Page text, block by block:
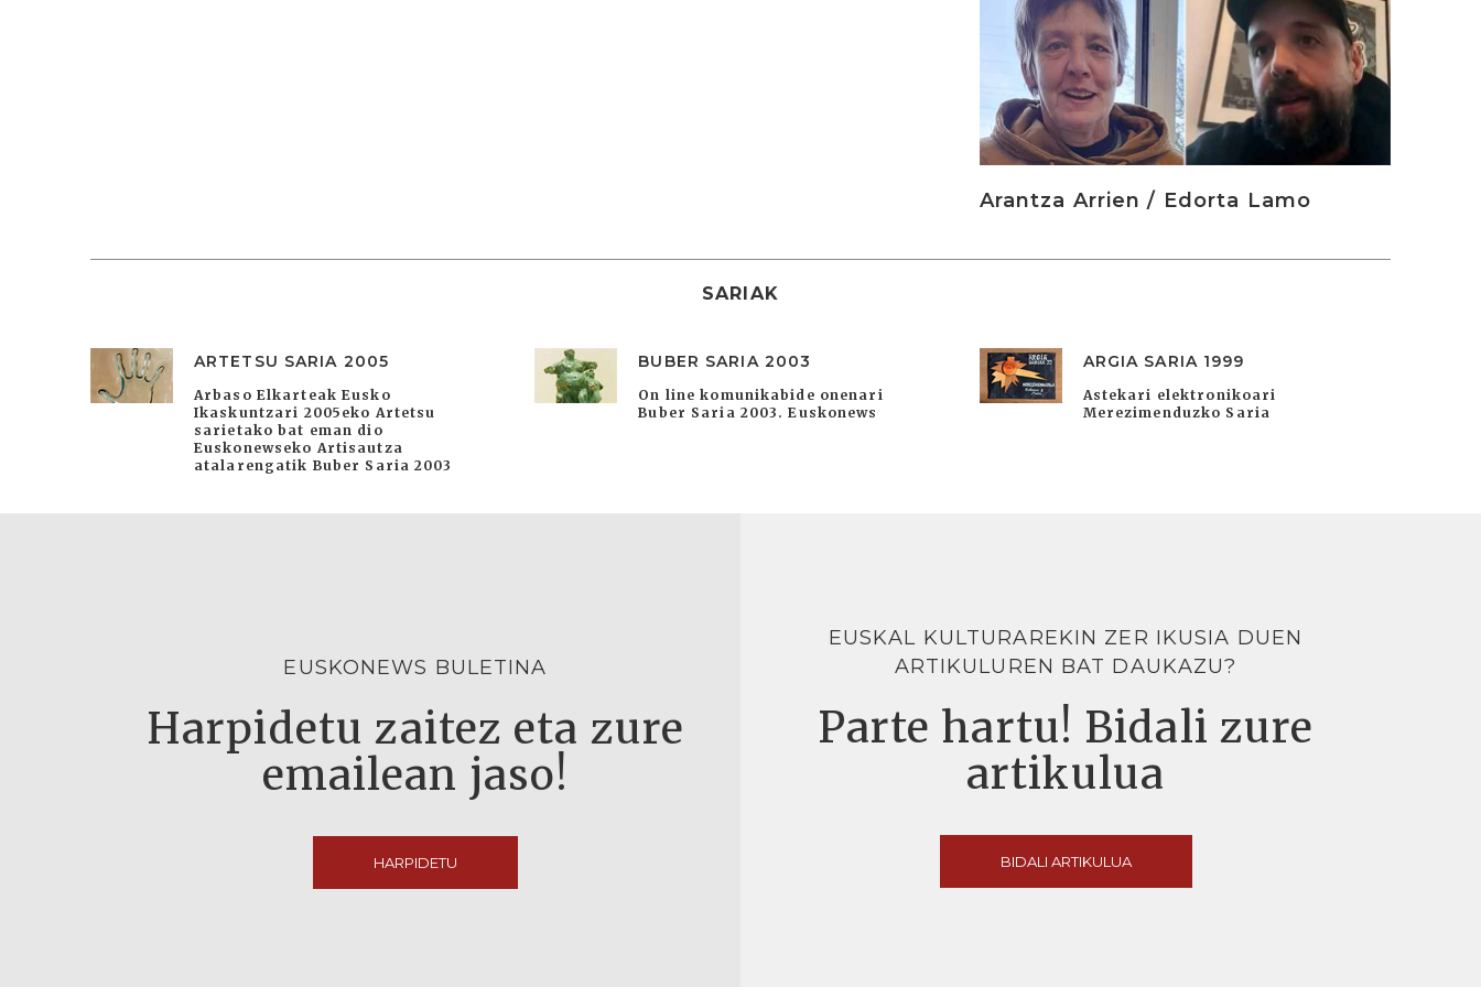
Arantza Arrien / Edorta Lamo
SARIAK
ARTETSU SARIA 2005
Arbaso Elkarteak Eusko
Ikaskuntzari 2005eko Artetsu
sarietako bat eman dio
Euskonewseko Artisautza
atalarengatik Buber Saria 2003
BUBER SARIA 2003
On line komunikabide onenari
Buber Saria 2003. Euskonews
ARGIA SARIA 1999
Astekari elektronikoari
Merezimenduzko Saria
EUSKONEWS BULETINA
Harpidetu zaitez eta zure
emailean jaso!
HARPIDETU
EUSKAL KULTURAREKIN ZER IKUSIA DUEN
ARTIKULUREN BAT DAUKAZU?
Parte hartu! Bidali zure
artikulua
BIDALI ARTIKULUA